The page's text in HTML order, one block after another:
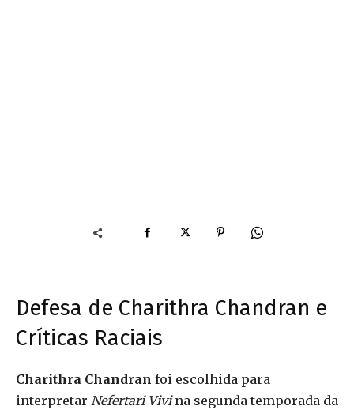
Defesa de Charithra Chandran e
Críticas Raciais
Charithra Chandran foi escolhida para
interpretar Nefertari Vivina segunda temporada da